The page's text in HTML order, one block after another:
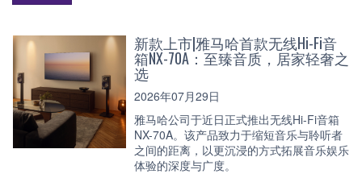
分
新款上市|雅马哈首款无线Hi-Fi音
箱NX-70A：至臻音质，居家轻奢之
选
2026年07月29日
雅马哈公司于近日正式推出无线Hi-Fi音箱
NX-70A。该产品致力于缩短音乐与聆听者
之间的距离，以更沉浸的方式拓展音乐娱乐
体验的深度与广度。